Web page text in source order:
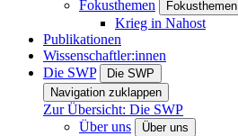
Fokusthemen
Fokusthemen
Krieg in Nahost
Publikationen
Wissenschaftler:innen
Die SWP
Die SWP
Navigation zuklappen
Zur Übersicht: Die SWP
Über uns
Über uns